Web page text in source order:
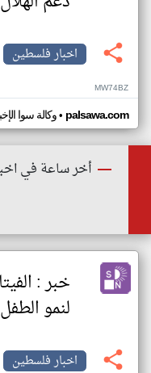
اخبار فلسطين
MW74BZ
وكالة سوا• palsawa.com
أخر ساعة في
خبر :
لنمو
اخبار فلسطين